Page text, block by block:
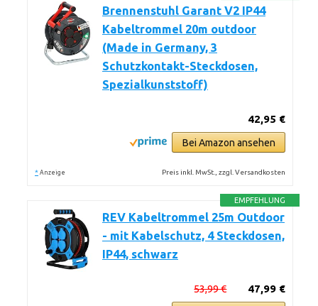
Brennenstuhl Garant V2 IP44
Kabeltrommel 20m outdoor
(Made in Germany, 3
Schutzkontakt-Steckdosen,
Spezialkunststoff)
42,95 €
Bei Amazon ansehen
* Anzeige Preis inkl. MwSt., zzgl. Versandkosten
EMPFEHLUNG
REV Kabeltrommel 25m Outdoor
- mit Kabelschutz, 4 Steckdosen,
IP44, schwarz
47,99 €
53,99 €